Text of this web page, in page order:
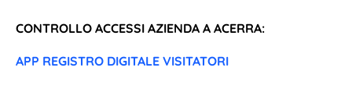
CONTROLLO ACCESSI AZIENDA A ACERRA:
APP REGISTRO DIGITALE VISITATORI